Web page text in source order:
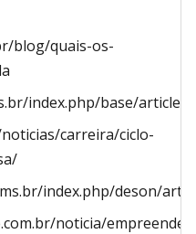
blog/quais-os-
index.php/base/article/
carreira/ciclo-
index.php/deson/
noticia/